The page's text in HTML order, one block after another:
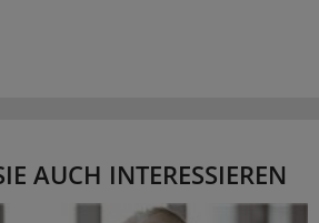
AUCH INTERESSIEREN